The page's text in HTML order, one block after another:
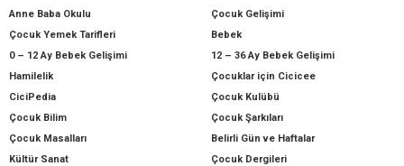
Anne Baba Okulu
Çocuk Gelişimi
Çocuk Yemek Tarifleri
Bebek
0 – 12 Ay Bebek Gelişimi
12 – 36 Ay Bebek Gelişimi
Hamilelik
Çocuklar için Cicicee
CiciPedia
Çocuk Kulübü
Çocuk Bilim
Çocuk Şarkıları
Çocuk Masalları
Belirli Gün ve Haftalar
Kültür Sanat
Çocuk Dergileri